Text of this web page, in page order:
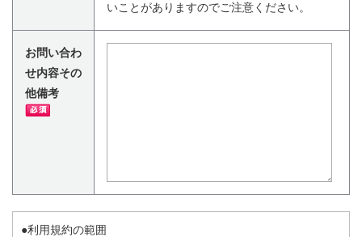
いことがありますのでご注意ください。
お問い合わ
せ内容その
他備考
●利用規約の範囲